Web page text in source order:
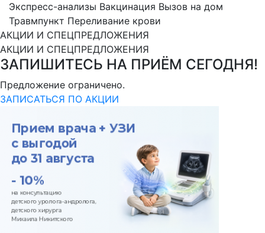
Экспресс-анализы Вакцинация Вызов на дом
Травмпункт Переливание крови
АКЦИИ И СПЕЦПРЕДЛОЖЕНИЯ
АКЦИИ И СПЕЦПРЕДЛОЖЕНИЯ
ЗАПИШИТЕСЬ НА ПРИЁМ СЕГОДНЯ!
Предложение ограничено.
ЗАПИСАТЬСЯ ПО АКЦИИ